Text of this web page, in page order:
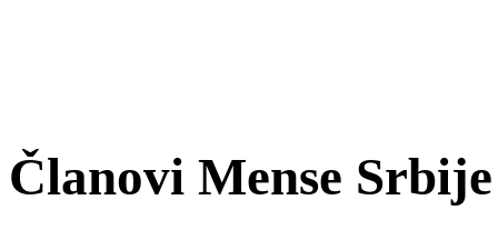
Članovi Mense Srbije